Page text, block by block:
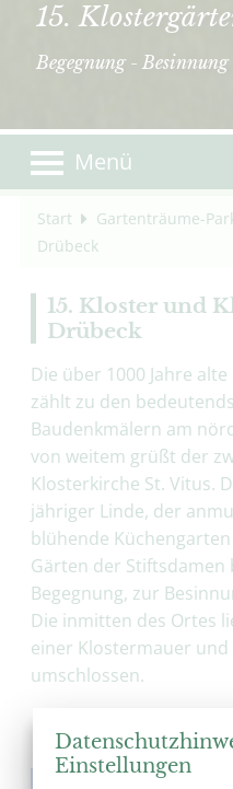
15.
Begegnung - Besinnung
Menü
Start Gartenträume-
Drübeck
15. Kloster und
Drübeck
Die über 1000 Jahre
zählt zu den
Baudenkmälern am
von weitem grüßt der
Klosterkirche St. Vitus.
jähriger Linde, der
blühende
Gärten der Stiftsdamen
Begegnung, zur
Die inmitten des Ortes
einer Klostermauer
umschlossen.
Einstellungen